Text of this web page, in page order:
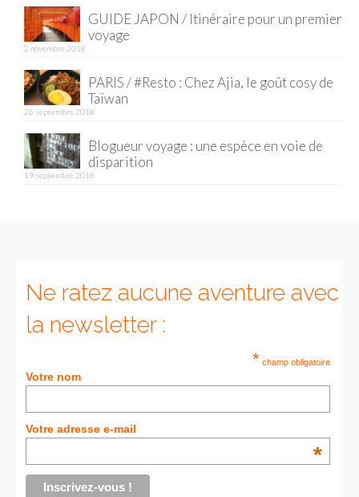
Savoie
Allemagne
Munich
Lisbonne
Royaume-Uni
– Berlin
– Munich
GUIDE JAPON / Itinéraire pour un premier
voyage
2 novembre 2018
PARIS / #Resto : Chez Ajia, le goût cosy de
Taïwan
26 septembre 2018
Blogueur voyage : une espèce en voie de
disparition
19 septembre 2018
Ne ratez aucune aventure avec
la newsletter :
* champ obligatoire
Votre nom
Votre adresse e-mail
*